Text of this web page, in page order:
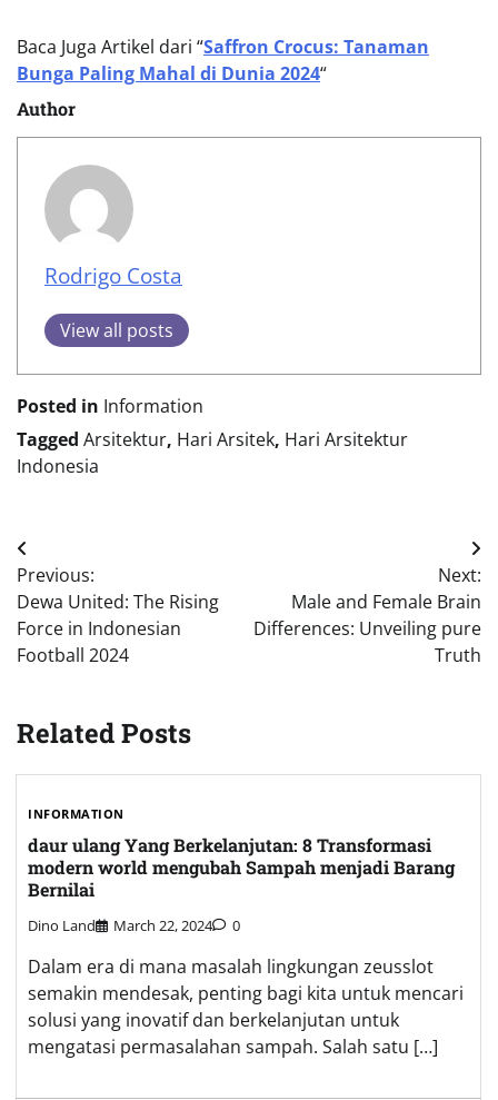
Baca Juga Artikel dari “Saffron Crocus: Tanaman
Bunga Paling Mahal di Dunia 2024“
Author
Rodrigo Costa
View all posts
Posted in Information
Tagged Arsitektur, Hari Arsitek, Hari Arsitektur
Indonesia
Post
navigation
Previous:
Dewa United: The Rising
Force in Indonesian
Football 2024
Next:
Male and Female Brain
Differences: Unveiling pure
Truth
Related Posts
INFORMATION
daur ulang Yang Berkelanjutan: 8 Transformasi
modern world mengubah Sampah menjadi Barang
Bernilai
Dino Land March 22, 2024 0
Dalam era di mana masalah lingkungan zeusslot
semakin mendesak, penting bagi kita untuk mencari
solusi yang inovatif dan berkelanjutan untuk
mengatasi permasalahan sampah. Salah satu […]